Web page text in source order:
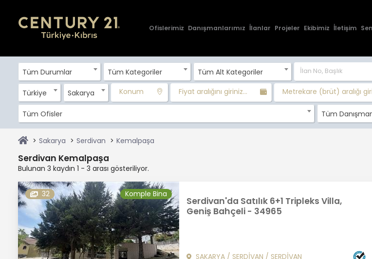
Ofislerimiz Danışmanlarımız İlanlar Projeler Ekibimiz İletişim
Tüm Durumlar Tüm Kategoriler Tüm Alt Kategoriler
Türkiye Sakarya Konum Fiyat aralığını giriniz... Metrekare (brüt) aralığı
Tüm Ofisler Tüm
Sakarya Serdivan Kemalpaşa
Serdivan Kemalpaşa
Bulunan 3 kaydın 1 - 3 arası gösteriliyor.
32 Komple Bina
Serdivan'da Satılık 6+1 Tripleks Villa,
Geniş Bahçeli - 34965
SAKARYA/ SERDİVAN / SERDİVAN